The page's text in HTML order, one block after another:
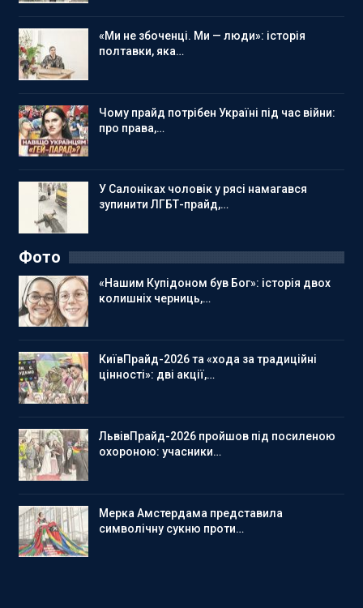
«Ми не збоченці. Ми — люди»: історія
полтавки, яка…
Чому прайд потрібен Україні під час війни:
про права,…
У Салоніках чоловік у рясі намагався
зупинити ЛГБТ-прайд,…
Фото
«Нашим Купідоном був Бог»: історія двох
колишніх черниць,…
КиївПрайд-2026 та «хода за традиційні
цінності»: дві акції,…
ЛьвівПрайд-2026 пройшов під посиленою
охороною: учасники…
Мерка Амстердама представила
символічну сукню проти…